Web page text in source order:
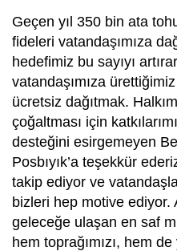
Geçen yıl 350 bin ata
fideleri vatandaşımıza
hedefimiz bu sayıyı
vatandaşımıza
ücretsiz dağıtmak.
çoğaltması için
desteğini esirgemeyen
Posbıyık’a teşekkür
takip ediyor ve
bizleri hep motive
geleceğe ulaşan en saf
hem toprağımızı, hem de